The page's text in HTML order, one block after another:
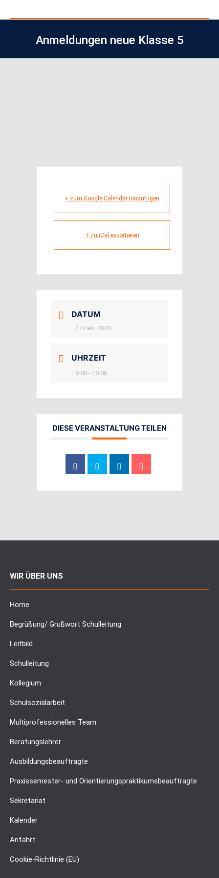
Anmeldungen neue Klasse 5
+ zum Google Calendar hinzufügen
+ zu iCal exportieren
DATUM
27 Feb. 2020
UHRZEIT
9:00 - 18:00
DIESE VERANSTALTUNG TEILEN
WIR ÜBER UNS
Home
Begrüßung/ Grußwort Schulleitung
Leitbild
Schulleitung
Kollegium
Schulsozialarbeit
Multiprofessionelles Team
Beratungslehrer
Ausbildungsbeauftragte
Praxissemester- und Orientierungspraktikumsbeauftragte
Sekretariat
Kalender
Anfahrt
Cookie-Richtlinie (EU)